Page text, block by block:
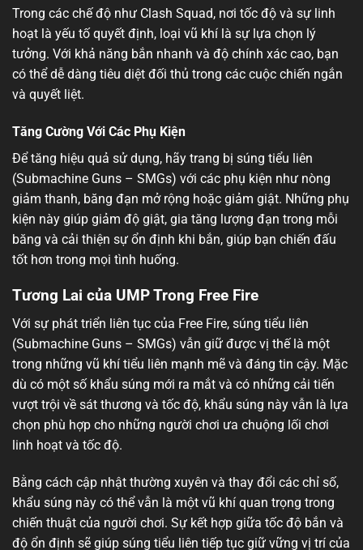
Trong các chế độ như Clash Squad, nơi tốc độ và sự linh
hoạt là yếu tố quyết định, loại vũ khí là sự lựa chọn lý
tưởng. Với khả năng bắn nhanh và độ chính xác cao, bạn
có thể dễ dàng tiêu diệt đối thủ trong các cuộc chiến ngắn
và quyết liệt.
Tăng Cường Với Các Phụ Kiện
Để tăng hiệu quả sử dụng, hãy trang bị súng tiểu liên
(Submachine Guns – SMGs) với các phụ kiện như nòng
giảm thanh, băng đạn mở rộng hoặc giảm giật. Những phụ
kiện này giúp giảm độ giật, gia tăng lượng đạn trong mỗi
băng và cải thiện sự ổn định khi bắn, giúp bạn chiến đấu
tốt hơn trong mọi tình huống.
Tương Lai của UMP Trong Free Fire
Với sự phát triển liên tục của Free Fire, súng tiểu liên
(Submachine Guns – SMGs) vẫn giữ được vị thế là một
trong những vũ khí tiểu liên mạnh mẽ và đáng tin cậy. Mặc
dù có một số khẩu súng mới ra mắt và có những cải tiến
vượt trội về sát thương và tốc độ, khẩu súng này vẫn là lựa
chọn phù hợp cho những người chơi ưa chuộng lối chơi
linh hoạt và tốc độ.
Bằng cách cập nhật thường xuyên và thay đổi các chỉ số,
khẩu súng này có thể vẫn là một vũ khí quan trọng trong
chiến thuật của người chơi. Sự kết hợp giữa tốc độ bắn và
độ ổn định sẽ giúp súng tiểu liên tiếp tục giữ vững vị trí của